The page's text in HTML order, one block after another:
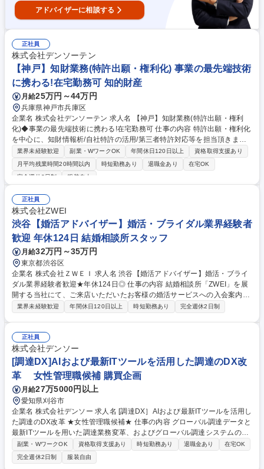
アドバイザーに相談する
正社員
株式会社デンソーテン
【神戸】知財業務(特許出願・権利化) 事業の最先端技術
に携わる!在宅勤務可 知的財産
月給25万円～44万円
兵庫県神戸市兵庫区
企業名 株式会社デンソーテン 求人名 【神戸】知財業務(特許出願・権利
化)◆事業の最先端技術に携わる!在宅勤務可 仕事の内容 特許出願・権利化
を中心に、知財情報析/自社特許の活用/第三者特許対応等を担当頂きま
す。ご入社後はOJTを中心に業務を身に着けて頂きます。熱意を持って取
り組み早期にキャッチアップ頂くことを期待しています。 ※ゆくゆくはジ
ョブローテーションを通じ、係争対応や知的財産戦略に携わって頂くこと
ベンチマークを含む知財情報分析 ●知財情報分析や事業戦略等を踏まえ
た、知財戦略の策定/提言や特許出願・権利化 ●自社特許を活用した技術力
アピールやライセンス供与 ●製品・サービス出荷前の第三者特許調査や調
査結果に応じた特許侵害リスク回避 募集職種 【神戸】知財業務(特許出
願・権利化)◆事業の最先端技術に携わる!在宅勤務可
業界未経験歓迎 副業・WワークOK 年間休日120日以上
資格取得支援あり
月平均残業時間20時間以内
時短勤務あり 退職金あり
在宅OK
完全週休2日制
服装自由
正社員
株式会社ZWEI
渋谷【婚活アドバイザー】婚活・ブライダル業界経験者
歓迎 年休124日 結婚相談所スタッフ
月給32万円～35万円
東京都渋谷区
企業名 株式会社ＺＷＥＩ 求人名 渋谷【婚活アドバイザー】婚活・ブライ
ダル業界経験者歓迎★年休124日◎ 仕事の内容 結婚相談所「ZWEI」を展
開する当社にて、ご来店いただいたお客様の婚活サービスへの入会案内を
お任せします。お客様とじっくり向き合うカウンセリング営業のため、や
るお客様から、ご希望やお悩みを伺い、ツヴァイのサービスをご案内し入
会への背中を押していただきます■プロフィール作成…プロフィール作成
のサポートや会員様の紹介文作成も行います■ご入会案内がメインとなり
ますが、会員様にピッタリなお相手をご紹介しお見合いでお繋ぎするサポ
ートにも関われます。 募集職種 渋谷【婚活アドバイザー】婚活・ブライ
ダル業界経験者歓迎★年休124日◎
業界未経験歓迎 年間休日120日以上 時短勤務あり 完全週休2日制
正社員
株式会社デンソー
[調達DX]AIおよび最新ITツールを活用した調達のDX改
革 女性管理職候補 購買企画
月給27万5000円以上
愛知県刈谷市
企業名 株式会社デンソー 求人名 [調達DX］AIおよび最新ITツールを活用し
た調達のDX改革 ★女性管理職候補★ 仕事の内容 グローバル調達データと
最新ITツールを用いた調達業務変革、およびグローバル調達システムの導
入活動をお任せします。調達業務のDX改革を役割として、33名のメンバ
ーが在籍しています。 ■AIを用いた価格分析・価格競争力強化活動(AI価格
査定システムの導入) IT部門、ベンダーとのシステム化検討、テストの実
副業・WワークOK 資格取得支援あり 時短勤務あり 退職金あり
在宅OK
完全週休2日制
服装自由